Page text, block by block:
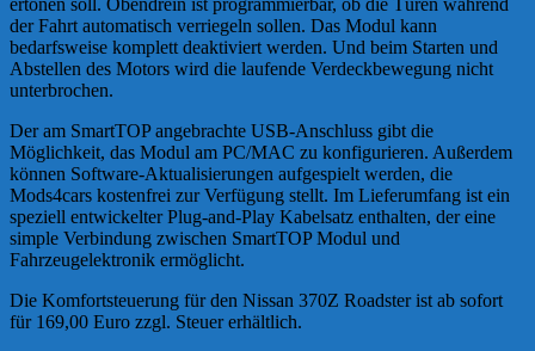
ertönen soll. Obendrein ist programmierbar, ob die Türen während
der Fahrt automatisch verriegeln sollen. Das Modul kann
bedarfsweise komplett deaktiviert werden. Und beim Starten und
Abstellen des Motors wird die laufende Verdeckbewegung nicht
unterbrochen.
Der am SmartTOP angebrachte USB-Anschluss gibt die
Möglichkeit, das Modul am PC/MAC zu konfigurieren. Außerdem
können Software-Aktualisierungen aufgespielt werden, die
Mods4cars kostenfrei zur Verfügung stellt. Im Lieferumfang ist ein
speziell entwickelter Plug-and-Play Kabelsatz enthalten, der eine
simple Verbindung zwischen SmartTOP Modul und
Fahrzeugelektronik ermöglicht.
Die Komfortsteuerung für den Nissan 370Z Roadster ist ab sofort
für 169,00 Euro zzgl. Steuer erhältlich.